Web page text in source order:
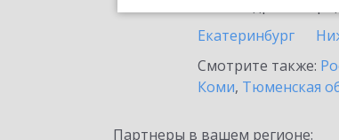
Екатеринбург
Смотрите также:
Коми, Тюменская
Партнеры в вашем регионе: